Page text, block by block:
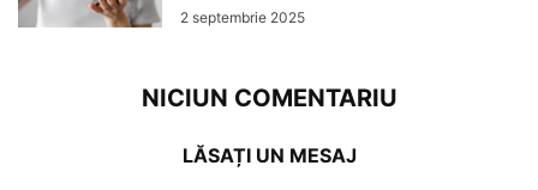
2 septembrie 2025
NICIUN COMENTARIU
LĂSAȚI UN MESAJ